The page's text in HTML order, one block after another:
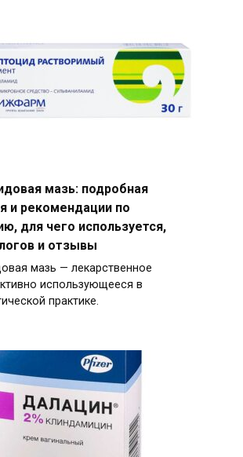
мазь: подробная
и рекомендации по
для чего используется,
и отзывы
мазь — лекарственное
использующееся в
практике.